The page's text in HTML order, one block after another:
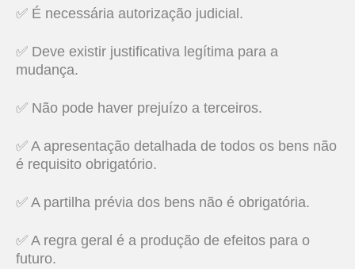
✅ É necessária autorização judicial.
✅ Deve existir justificativa legítima para a
mudança.
✅ Não pode haver prejuízo a terceiros.
✅ A apresentação detalhada de todos os bens não
é requisito obrigatório.
✅ A partilha prévia dos bens não é obrigatória.
✅ A regra geral é a produção de efeitos para o
futuro.